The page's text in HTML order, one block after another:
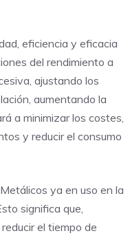
eficiencia y eficacia
del rendimiento a
ajustando los
aumentando la
a minimizar los costes,
y reducir el consumo
ya en uso en la
significa que,
el tiempo de